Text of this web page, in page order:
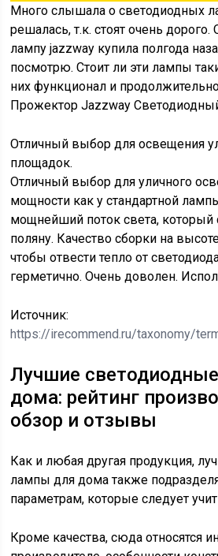
Много слышала о светодиодных
решалась, т.к. стоят очень
лампу jazzway купила полгода
посмотрю. Стоит ли эти лампы
них функционал и
Прожектор Jazzway
Отличный выбор для освещения
площадок.
Отличный выбор для уличного
мощности как у стандартной
мощнейший поток света, который
поляну. Качество сборки на
чтобы отвести тепло от
герметично. Очень доволен.
Источник:
https://irecommend.ru/taxonomy/
Лучшие
дома: рейтинг
обзор и отзывы
Как и любая другая продукция,
лампы для дома также
параметрам, которые следует
Кроме качества, сюда относятся